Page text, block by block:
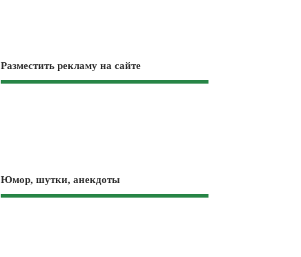
Разместить рекламу на сайте
Юмор, шутки, анекдоты